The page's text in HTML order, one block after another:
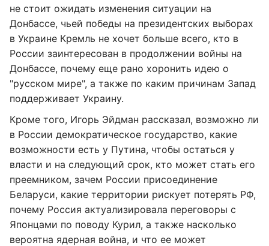
не стоит ожидать изменения ситуации на
Донбассе, чьей победы на президентских выборах
в Украине Кремль не хочет больше всего, кто в
России заинтересован в продолжении войны на
Донбассе, почему еще рано хоронить идею о
"русском мире", а также по каким причинам Запад
поддерживает Украину.
Кроме того, Игорь Эйдман рассказал, возможно ли
в России демократическое государство, какие
возможности есть у Путина, чтобы остаться у
власти и на следующий срок, кто может стать его
преемником, зачем России присоединение
Беларуси, какие территории рискует потерять РФ,
почему Россия актуализировала переговоры с
Японцами по поводу Курил, а также насколько
вероятна ядерная война, и что ее может